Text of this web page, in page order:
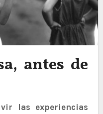
antes de
las experiencias